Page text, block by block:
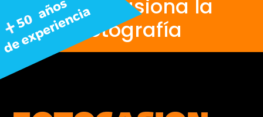
Nos apasiona la
fotografía